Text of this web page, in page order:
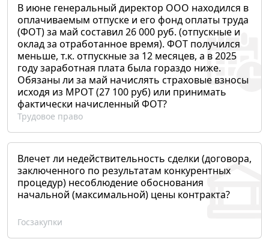
В июне генеральный директор ООО находился в
оплачиваемым отпуске и его фонд оплаты труда
(ФОТ) за май составил 26 000 руб. (отпускные и
оклад за отработанное время). ФОТ получился
меньше, т.к. отпускные за 12 месяцев, а в 2025
году заработная плата была гораздо ниже.
Обязаны ли за май начислять страховые взносы
исходя из МРОТ (27 100 руб) или принимать
фактически начисленный ФОТ?
Трудовое право
Влечет ли недействительность сделки (договора,
заключенного по результатам конкурентных
процедур) несоблюдение обоснования
начальной (максимальной) цены контракта?
Госзакупки